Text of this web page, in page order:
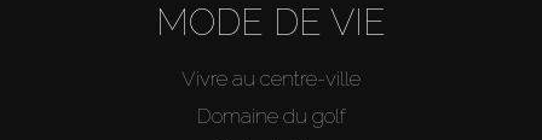
MODE DE VIE
Vivre au centre-ville
Domaine du golf